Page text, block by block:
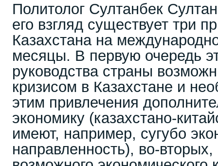
Политолог Султанбек
его взгляд существует три
Казахстана на
месяцы. В первую очередь
руководства страны
кризисом в Казахстане и
этим привлечения
экономику (казахстано-
имеют, например, сугубо
направленность), во-